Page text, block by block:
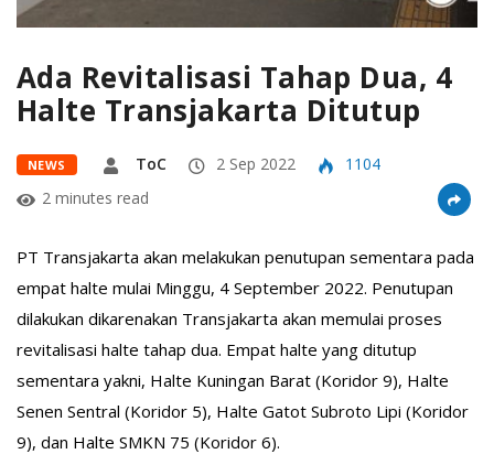
Ada Revitalisasi Tahap Dua, 4
Halte Transjakarta Ditutup
NEWS ToC 2 Sep 2022
1104
2 minutes read
PT Transjakarta akan melakukan penutupan sementara pada
empat halte mulai Minggu, 4 September 2022. Penutupan
dilakukan dikarenakan Transjakarta akan memulai proses
revitalisasi halte tahap dua. Empat halte yang ditutup
sementara yakni, Halte Kuningan Barat (Koridor 9), Halte
Senen Sentral (Koridor 5), Halte Gatot Subroto Lipi (Koridor
9), dan Halte SMKN 75 (Koridor 6).